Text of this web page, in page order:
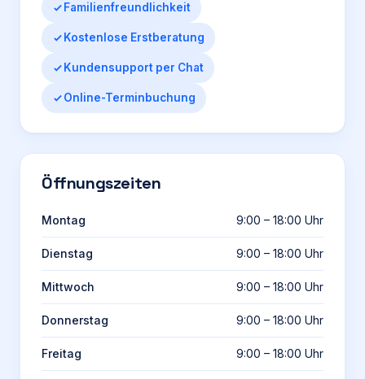
Familienfreundlichkeit
Kostenlose Erstberatung
Kundensupport per Chat
Online-Terminbuchung
Öffnungszeiten
Montag 9:00 – 18:00 Uhr
Dienstag 9:00 – 18:00 Uhr
Mittwoch 9:00 – 18:00 Uhr
Donnerstag 9:00 – 18:00 Uhr
Freitag 9:00 – 18:00 Uhr